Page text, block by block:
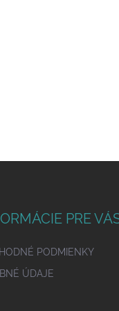
PRE
PODMIENKY
ÚDAJE